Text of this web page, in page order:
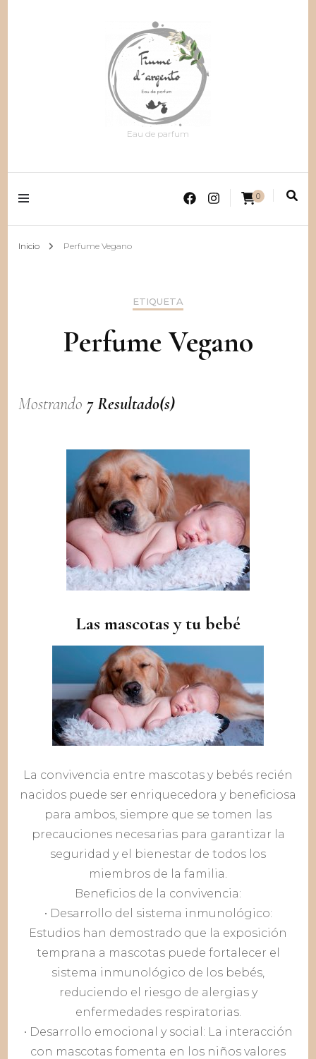
Eau de parfum
0
Inicio Perfume Vegano
ETIQUETA
Perfume Vegano
Mostrando 7 Resultado(s)
Las mascotas y tu bebé
La convivencia entre mascotas y bebés recién
nacidos puede ser enriquecedora y beneficiosa
para ambos, siempre que se tomen las
precauciones necesarias para garantizar la
seguridad y el bienestar de todos los
miembros de la familia.
Beneficios de la convivencia:
• Desarrollo del sistema inmunológico:
Estudios han demostrado que la exposición
temprana a mascotas puede fortalecer el
sistema inmunológico de los bebés,
reduciendo el riesgo de alergias y
enfermedades respiratorias.
• Desarrollo emocional y social: La interacción
con mascotas fomenta en los niños valores